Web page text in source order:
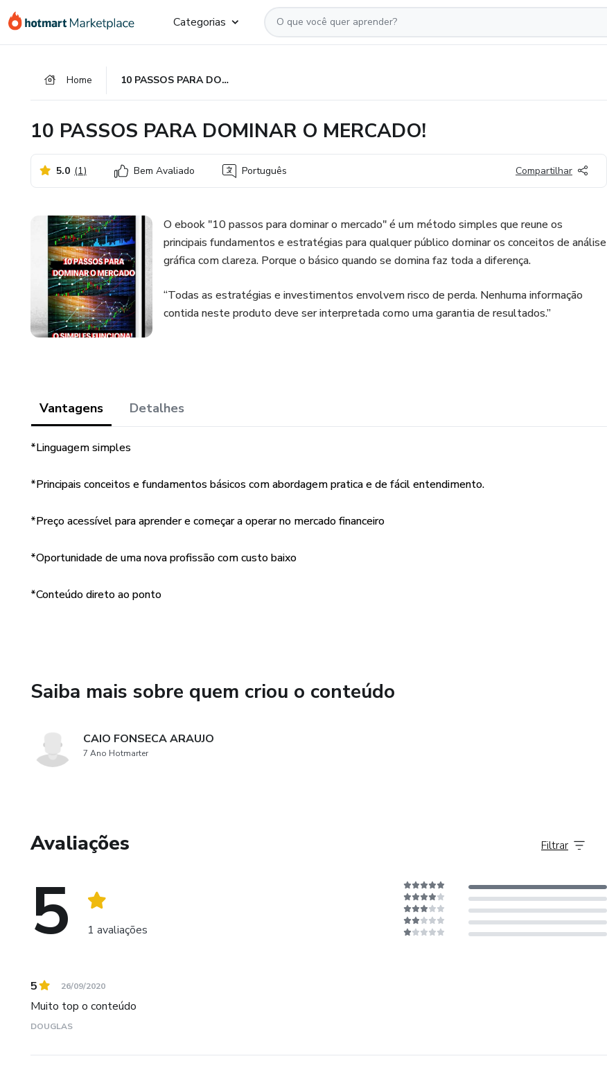
para
para
para
Categorias
Home 10 PASSOS PARA DOMINAR O MERCADO!
10 PASSOS PARA DOMINAR O MERCADO!
5.0 (1) Bem Avaliado Português Compartilhar
O ebook "10 passos para dominar o mercado" é um método simples que reune os
principais fundamentos e estratégias para qualquer público dominar os conceitos de análise
gráfica com clareza. Porque o básico quando se domina faz toda a diferença.
“Todas as estratégias e investimentos envolvem risco de perda. Nenhuma informação
contida neste produto deve ser interpretada como uma garantia de resultados.”
Vantagens Detalhes
*Linguagem simples
*Principais conceitos e fundamentos básicos com abordagem pratica e de fácil entendimento.
*Preço acessível para aprender e começar a operar no mercado financeiro
*Oportunidade de uma nova profissão com custo baixo
*Conteúdo direto ao ponto
Saiba mais sobre quem criou o conteúdo
CAIO FONSECA ARAUJO
7 Ano Hotmarter
Avaliações
5 1 avaliações
Filtrar
5 26/09/2020
Muito top o conteúdo
DOUGLAS